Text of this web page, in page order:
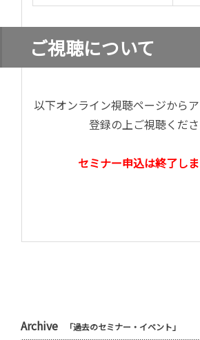
ご視聴について
以下オンライン視聴ページから
登録の上ご視聴くださ
セミナー申込は終了しま
Archive 「過去のセミナー・イベント」